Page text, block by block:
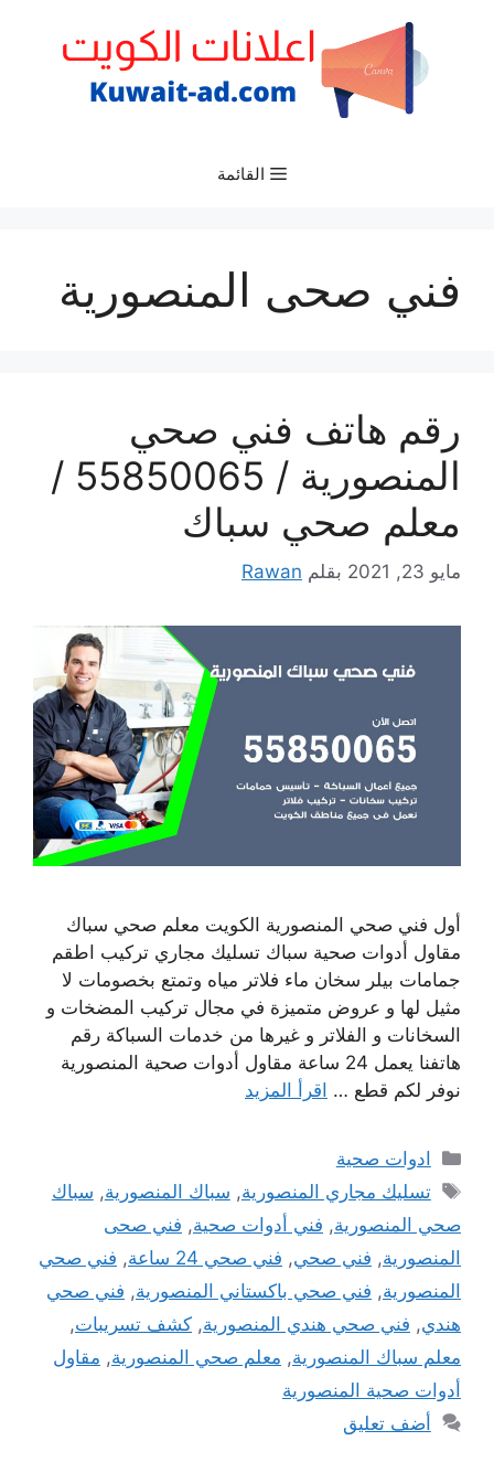
القائمة
فني صحى المنصورية
رقم هاتف فني صحي
المنصورية / 55850065 /
معلم صحي سباك
مايو 23, 2021 بقلم Rawan
أول فني صحي المنصورية الكويت معلم صحي سباك
مقاول أدوات صحية سباك تسليك مجاري تركيب اطقم
جمامات بيلر سخان ماء فلاتر مياه وتمتع بخصومات لا
مثيل لها و عروض متميزة في مجال تركيب المضخات و
السخانات و الفلاتر و غيرها من خدمات السباكة رقم
هاتفنا يعمل 24 ساعة مقاول أدوات صحية المنصورية
نوفر لكم قطع … اقرأ المزيد
التصنيفات
ادوات صحية
الوسوم
تسليك مجاري المنصورية, سباك المنصورية, سباك
صحي المنصورية, فني أدوات صحية, فني صحى
المنصورية, فني صحي, فني صحي 24 ساعة , فني صحي
المنصورية, فني صحي باكستاني المنصورية, فني صحي
هندي, فني صحي هندي المنصورية, كشف تسريبات,
معلم سباك المنصورية, معلم صحي المنصورية, مقاول
أدوات صحية المنصورية
أضف تعليق